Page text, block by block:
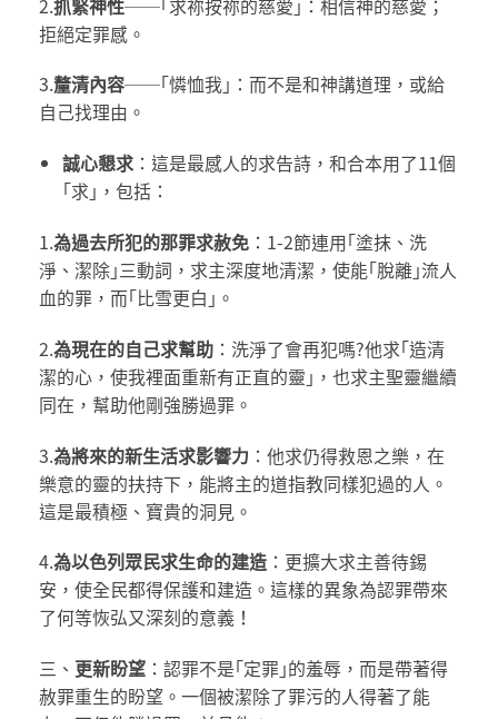
拒絕定罪感。
3.釐清內容──｢憐恤我｣：而不是和神講道理，或給
自己找理由。
誠心懇求：這是最感人的求告詩，和合本用了11個
｢求｣，包括：
1.為過去所犯的那罪求赦免 ：1-2節連用｢塗抹、洗
淨、潔除｣三動詞，求主深度地清潔，使能｢脫離｣流人
血的罪，而｢比雪更白｣。
2.為現在的自己求幫助 ：洗淨了會再犯嗎?他求｢造清
潔的心，使我裡面重新有正直的靈｣，也求主聖靈繼續
同在，幫助他剛強勝過罪。
3.為將來的新生活求影響力 ：他求仍得救恩之樂，在
樂意的靈的扶持下，能將主的道指教同樣犯過的人。
這是最積極、寶貴的洞見。
4.為以色列眾民求生命的建造 ：更擴大求主善待錫
安，使全民都得保護和建造。這樣的異象為認罪帶來
了何等恢弘又深刻的意義！
三、 更新盼望 ：認罪不是｢定罪｣的羞辱，而是帶著得
赦罪重生的盼望。一個被潔除了罪污的人得著了能